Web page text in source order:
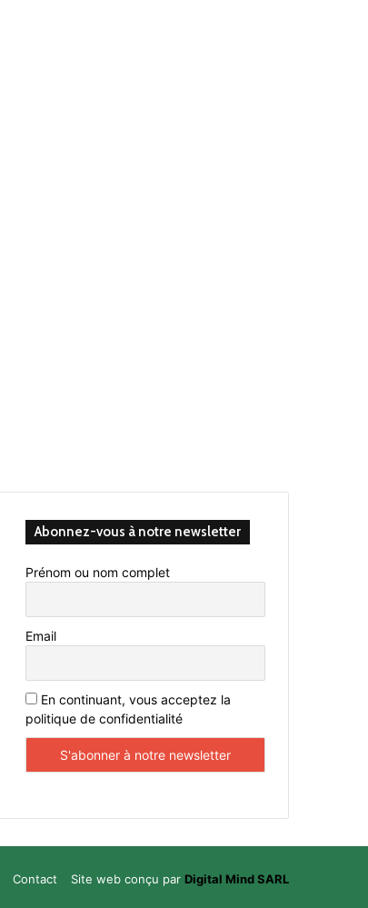
Abonnez-vous à notre newsletter
Prénom ou nom complet
Email
En continuant, vous acceptez la
politique de confidentialité
Site web conçu par Digital Mind SARL
Contact